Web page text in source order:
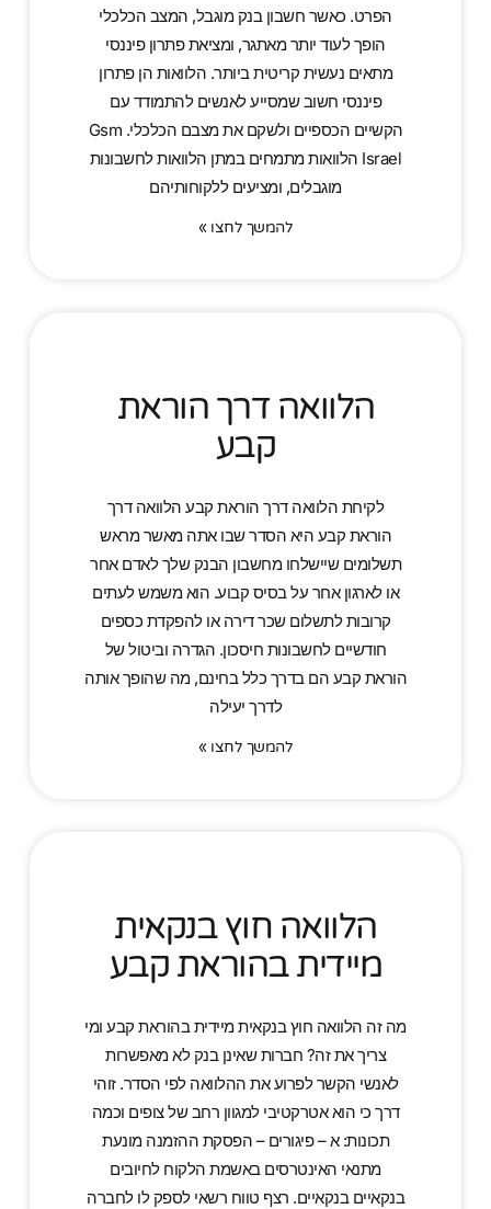
הפרט. כאשר חשבון בנק מוגבל, המצב הכלכלי
הופך לעוד יותר מאתגר, ומציאת פתרון פיננסי
מתאים נעשית קריטית ביותר. הלוואות הן פתרון
פיננסי חשוב שמסייע לאנשים להתמודד עם
הקשיים הכספיים ולשקם את מצבם הכלכלי. Gsm
Israel הלוואות מתמחים במתן הלוואות לחשבונות
מוגבלים, ומציעים ללקוחותיהם
להמשך לחצו »
הלוואה דרך הוראת
קבע
לקיחת הלוואה דרך הוראת קבע הלוואה דרך
הוראת קבע היא הסדר שבו אתה מאשר מראש
תשלומים שיישלחו מחשבון הבנק שלך לאדם אחר
או לארגון אחר על בסיס קבוע. הוא משמש לעתים
קרובות לתשלום שכר דירה או להפקדת כספים
חודשיים לחשבונות חיסכון. הגדרה וביטול של
הוראת קבע הם בדרך כלל בחינם, מה שהופך אותה
לדרך יעילה
להמשך לחצו »
הלוואה חוץ בנקאית
מיידית בהוראת קבע
מה זה הלוואה חוץ בנקאית מיידית בהוראת קבע ומי
צריך את זה? חברות שאינן בנק לא מאפשרות
לאנשי הקשר לפרוע את ההלוואה לפי הסדר. זוהי
דרך כי הוא אטרקטיבי למגוון רחב של צופים וכמה
תכונות: א – פיגורים – הפסקת ההזמנה מונעת
מתנאי האינטרסים באשמת הלקוח לחיובים
בנקאיים בנקאיים. רצף טווח רשאי לספק לו לחברה